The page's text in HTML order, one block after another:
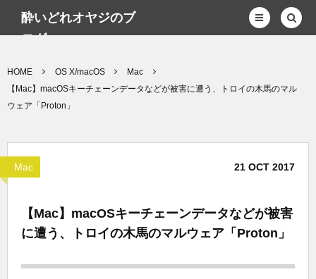
酔いどれオヤジのブ
ログwp
HOME OS X/macOS
Mac
【Mac】macOSキーチェーンデータなどが被害に遭う、トロイの木馬のマル
ウェア「Proton」
Mac 21 OCT 2017
【Mac】macOSキーチェーンデータなどが被害
に遭う、トロイの木馬のマルウェア「Proton」